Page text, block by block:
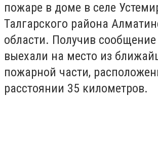
пожаре в доме в селе
Талгарского района
области. Получив
выехали на место из
пожарной части,
расстоянии 35 километров.